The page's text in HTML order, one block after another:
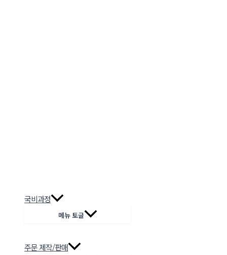
국비과정
메뉴 토글
주문 제작/판매